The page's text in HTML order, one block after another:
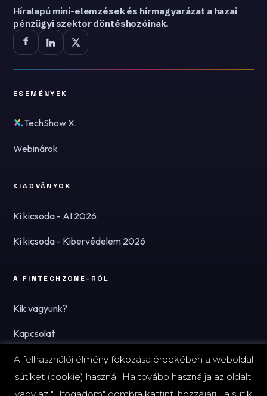
Híralapú mini-elemzések és hírmagyarázat a hazai
pénzügyi szektor döntéshozóinak.
ESEMÉNYEK
TechShow X.
Webinárok
KIADVÁNYOK
Ki kicsoda - AI 2026
Ki kicsoda - Kibervédelem 2026
A FINTECHZONE-RÓL
Kik vagyunk?
Kapcsolat
Hírlevél
A felhasználói élmény fokozása érdekében a weboldal
sütiket (cookie) használ. Ha tovább használja az oldalt,